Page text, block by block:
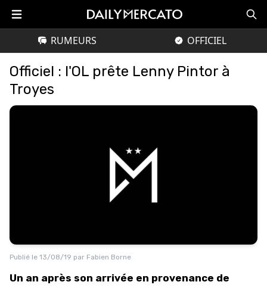
RUMEURS OFFICIEL
Officiel : l'OL prête Lenny Pintor à
Troyes
Publié le 13/08/19 par Fabien Borne
Un an après son arrivée en provenance de